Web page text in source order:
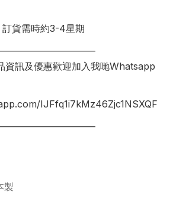
訂貨需時約3-4星期
資訊及優惠歡迎加入我哋Whatsapp
IJFfq1i7kMz46Zjc1NSXQF
製